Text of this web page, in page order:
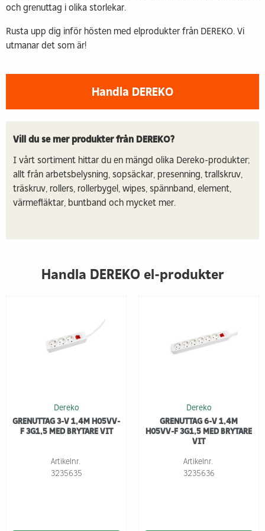
och grenuttag i olika storlekar.
Rusta upp dig inför hösten med elprodukter från DEREKO. Vi
utmanar det som är!
Handla DEREKO
Vill du se mer produkter från DEREKO?
I vårt sortiment hittar du en mängd olika Dereko-produkter;
allt från arbetsbelysning, sopsäckar, presenning, trallskruv,
träskruv, rollers, rollerbygel, wipes, spännband, element,
värmefläktar, buntband och mycket mer.
Handla DEREKO el-produkter
Dereko
GRENUTTAG 3-V 1,4M H05VV-
F 3G1,5 MED BRYTARE VIT
Artikelnr.
3235635
Dereko
GRENUTTAG 6-V 1,4M
H05VV-F 3G1,5 MED BRYTARE
VIT
Artikelnr.
3235636